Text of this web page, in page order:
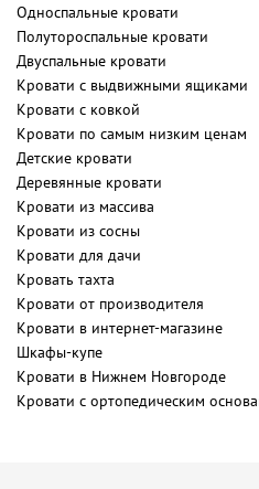
Односпальные кровати
Полутороспальные кровати
Двуспальные кровати
Кровати с выдвижными ящиками
Кровати с ковкой
Кровати по самым низким ценам
Детские кровати
Деревянные кровати
Кровати из массива
Кровати из сосны
Кровати для дачи
Кровать тахта
Кровати от производителя
Кровати в интернет-магазине
Шкафы-купе
Кровати в Нижнем Новгороде
Кровати с ортопедическим